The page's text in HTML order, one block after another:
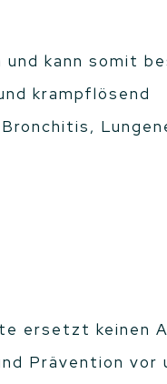
kann somit
krampflösend
ersetzt keinen
Prävention vor